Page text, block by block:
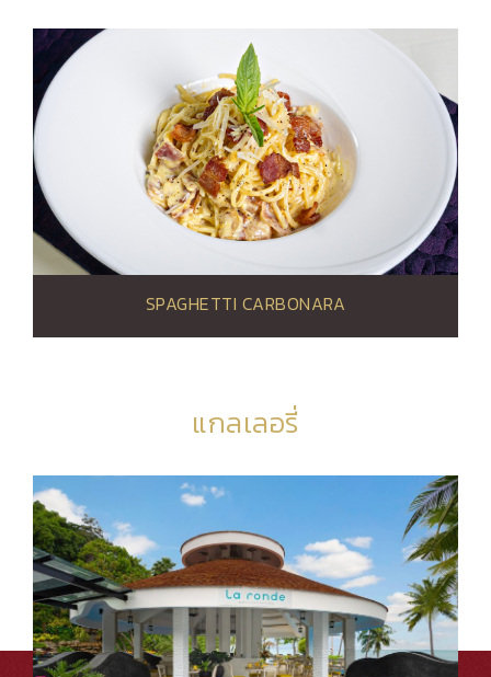
SPAGHETTI CARBONARA
แกลเลอรี่